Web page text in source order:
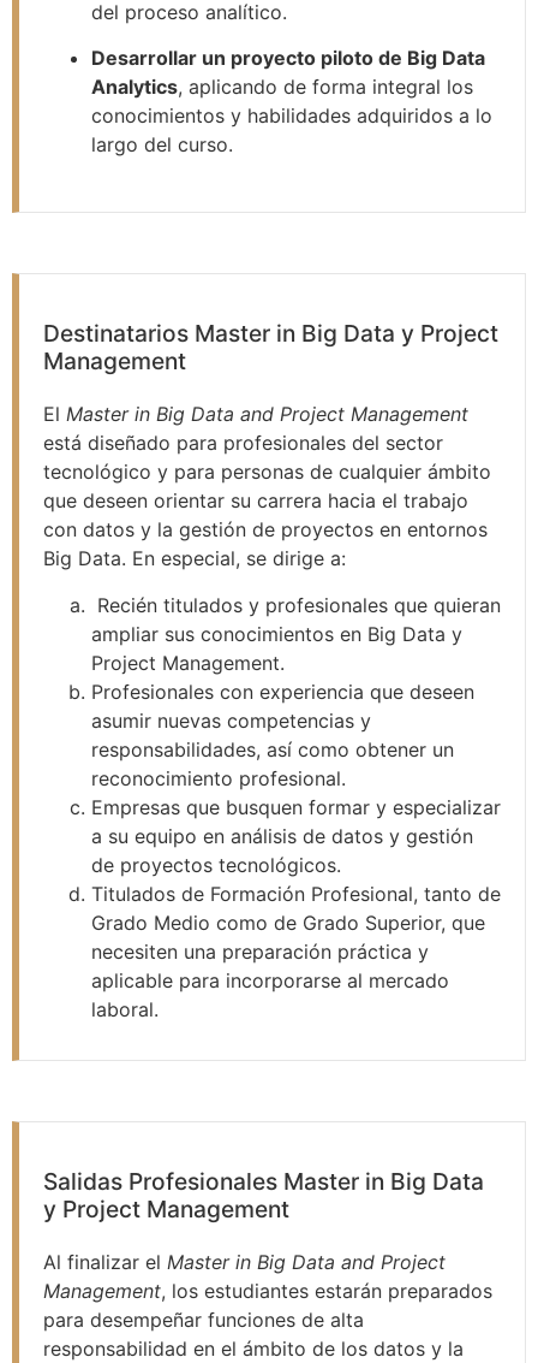
del proceso analítico.
Desarrollar un proyecto piloto de Big Data
Analytics, aplicando de forma integral los
conocimientos y habilidades adquiridos a lo
largo del curso.
Destinatarios Master in Big Data y Project
Management
El Master in Big Data and Project Management
está diseñado para profesionales del sector
tecnológico y para personas de cualquier ámbito
que deseen orientar su carrera hacia el trabajo
con datos y la gestión de proyectos en entornos
Big Data. En especial, se dirige a:
Recién titulados y profesionales que quieran
ampliar sus conocimientos en Big Data y
Project Management.
Profesionales con experiencia que deseen
asumir nuevas competencias y
responsabilidades, así como obtener un
reconocimiento profesional.
Empresas que busquen formar y especializar
a su equipo en análisis de datos y gestión
de proyectos tecnológicos.
Titulados de Formación Profesional, tanto de
Grado Medio como de Grado Superior, que
necesiten una preparación práctica y
aplicable para incorporarse al mercado
laboral.
Salidas Profesionales Master in Big Data
y Project Management
Al finalizar el Master in Big Data and Project
Management, los estudiantes estarán preparados
para desempeñar funciones de alta
responsabilidad en el ámbito de los datos y la